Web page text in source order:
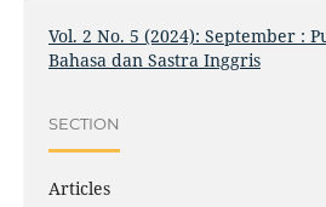
Vol. 2 No. 5 (2024): September :
Bahasa dan Sastra Inggris
SECTION
Articles